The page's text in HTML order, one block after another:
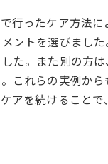
ったケア方法
ントを選びまし
。また別の方
これらの実例か
を続けることで